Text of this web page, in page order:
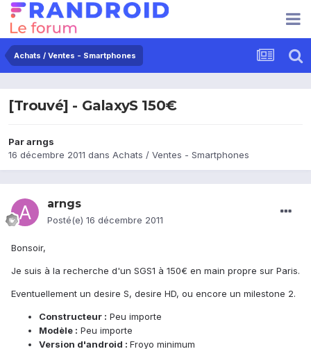
Achats / Ventes - Smartphones
[Trouvé] - GalaxyS 150€
Pararngs
16 décembre 2011 dans Achats / Ventes - Smartphones
arngs
Posté(e) 16 décembre 2011
Bonsoir,
Je suis à la recherche d'un SGS1 à 150€ en main propre sur Paris.
Eventuellement un desire S, desire HD, ou encore un milestone 2.
Constructeur : Peu importe
Modèle : Peu importe
Version d'android : Froyo minimum